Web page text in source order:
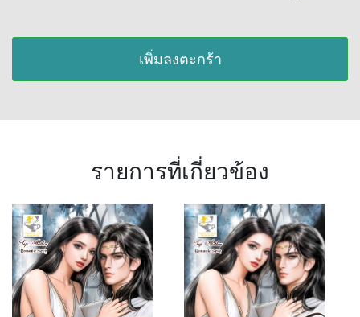
เพิ่มลงตะกร้า
รายการที่เกี่ยวข้อง